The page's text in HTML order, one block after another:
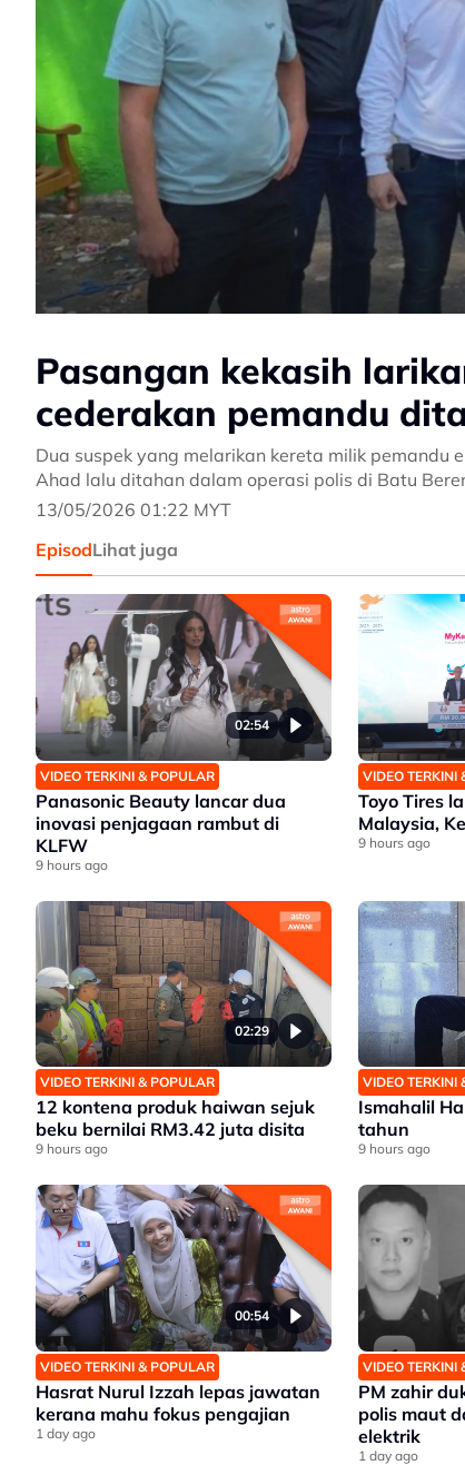
Pasangan kekasih
cederakan pemandu
Dua suspek yang melarikan kereta milik pemandu
Ahad lalu ditahan dalam operasi polis di Batu
13/05/2026 01:22 MYT
EpisodLihat juga
02:54
VIDEO TERKINI & POPULAR
Panasonic Beauty lancar dua
inovasi penjagaan rambut di
KLFW
9 hours ago
VIDEO TERKINI
Toyo Tires
Malaysia,
9 hours ago
02:29
VIDEO TERKINI & POPULAR
12 kontena produk haiwan sejuk
beku bernilai RM3.42 juta disita
9 hours ago
VIDEO TERKINI
Ismahalil
tahun
9 hours ago
00:54
VIDEO TERKINI & POPULAR
Hasrat Nurul Izzah lepas jawatan
kerana mahu fokus pengajian
1 day ago
VIDEO TERKINI
PM zahir
polis maut
elektrik
1 day ago